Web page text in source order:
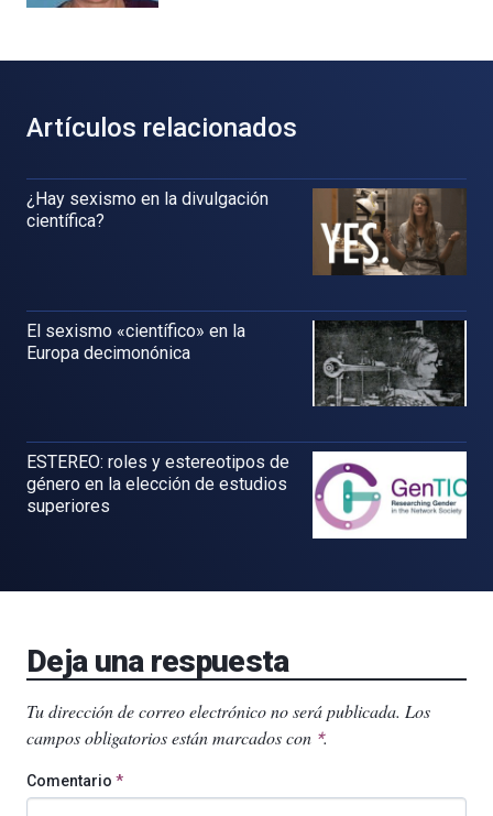
Artículos relacionados
¿Hay sexismo en la divulgación
científica?
El sexismo «científico» en la
Europa decimonónica
ESTEREO: roles y estereotipos de
género en la elección de estudios
superiores
Deja una respuesta
Tu dirección de correo electrónico no será publicada. Los
campos obligatorios están marcados con *.
Comentario *